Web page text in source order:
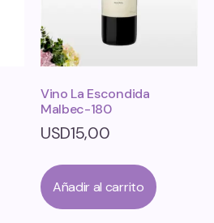
Vino La Escondida
Malbec-180
USD15,00
Añadir al carrito